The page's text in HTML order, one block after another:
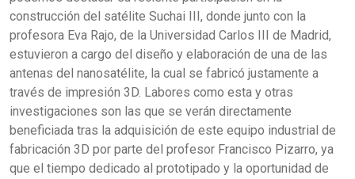
construcción del satélite Suchai III, donde junto con la
profesora Eva Rajo, de la Universidad Carlos III de Madrid,
estuvieron a cargo del diseño y elaboración de una de las
antenas del nanosatélite, la cual se fabricó justamente a
través de impresión 3D. Labores como esta y otras
investigaciones son las que se verán directamente
beneficiada tras la adquisición de este equipo industrial de
fabricación 3D por parte del profesor Francisco Pizarro, ya
que el tiempo dedicado al prototipado y la oportunidad de